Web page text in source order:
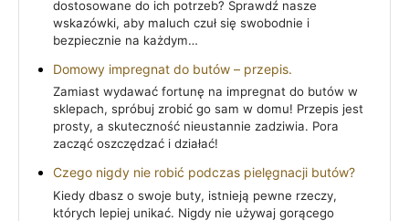
dostosowane do ich potrzeb? Sprawdź nasze
wskazówki, aby maluch czuł się swobodnie i
bezpiecznie na każdym…
Domowy impregnat do butów – przepis.
Zamiast wydawać fortunę na impregnat do butów w
sklepach, spróbuj zrobić go sam w domu! Przepis jest
prosty, a skuteczność nieustannie zadziwia. Pora
zacząć oszczędzać i działać!
Czego nigdy nie robić podczas pielęgnacji butów?
Kiedy dbasz o swoje buty, istnieją pewne rzeczy,
których lepiej unikać. Nigdy nie używaj gorącego